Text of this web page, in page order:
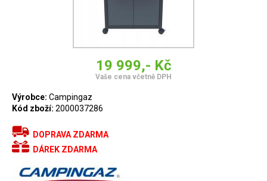
19 999,- Kč
Vaše cena včetně DPH
Výrobce: Campingaz
Kód zboží: 2000037286
DOPRAVA ZDARMA
DÁREK ZDARMA